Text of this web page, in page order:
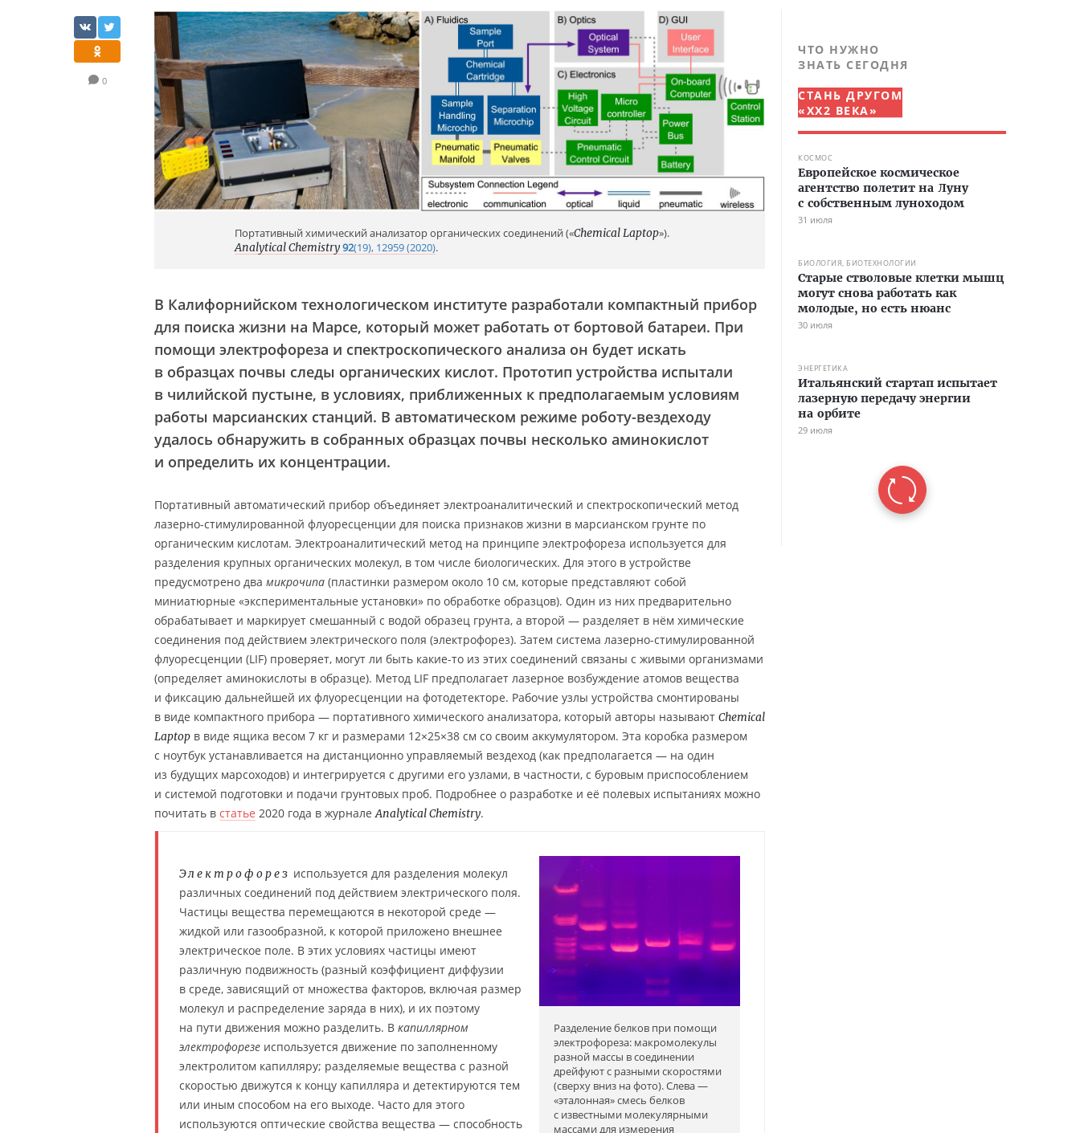
0
Портативный химический анализатор органических соединений («Chemical Laptop»).
Analytical Chemistry92(19), 12959 (2020).
В Калифорнийском технологическом институте разработали компактный прибор
для поиска жизни на Марсе, который может работать от бортовой батареи. При
помощи электрофореза и спектроскопического анализа он будет искать
в образцах почвы следы органических кислот. Прототип устройства испытали
в чилийской пустыне, в условиях, приближенных к предполагаемым условиям
работы марсианских станций. В автоматическом режиме роботу-вездеходу
удалось обнаружить в собранных образцах почвы несколько аминокислот
и определить их концентрации.
Портативный автоматический прибор объединяет электроаналитический и спектроскопический метод
лазерно-стимулированной флуоресценции для поиска признаков жизни в марсианском грунте по
органическим кислотам. Электроаналитический метод на принципе электрофореза используется для
разделения крупных органических молекул, в том числе биологических. Для этого в устройстве
предусмотрено два микрочипа (пластинки размером около 10 см, которые представляют собой
миниатюрные «экспериментальные установки» по обработке образцов). Один из них предварительно
обрабатывает и маркирует смешанный с водой образец грунта, а второй — разделяет в нём химические
соединения под действием электрического поля (электрофорез). Затем система лазерно-стимулированной
флуоресценции (LIF) проверяет, могут ли быть какие-то из этих соединений связаны с живыми организмами
(определяет аминокислоты в образце). Метод LIF предполагает лазерное возбуждение атомов вещества
и фиксацию дальнейшей их флуоресценции на фотодетекторе. Рабочие узлы устройства смонтированы
в виде компактного прибора — портативного химического анализатора, который авторы называют Chemical
Laptop в виде ящика весом 7 кг и размерами 12×25×38 см со своим аккумулятором. Эта коробка размером
с ноутбук устанавливается на дистанционно управляемый вездеход (как предполагается — на один
из будущих марсоходов) и интегрируется с другими его узлами, в частности, с буровым приспособлением
и системой подготовки и подачи грунтовых проб. Подробнее о разработке и её полевых испытаниях можно
почитать в статье 2020 года в журнале Analytical Chemistry.
Разделение белков при помощи
электрофореза: макромолекулы
разной массы в соединении
дрейфуют с разными скоростями
(сверху вниз на фото). Слева —
«эталонная» смесь белков
с известными молекулярными
массами для измерения
Электрофорез используется для разделения молекул
различных соединений под действием электрического поля.
Частицы вещества перемещаются в некоторой среде —
жидкой или газообразной, к которой приложено внешнее
электрическое поле. В этих условиях частицы имеют
различную подвижность (разный коэффициент диффузии
в среде, зависящий от множества факторов, включая размер
молекул и распределение заряда в них), и их поэтому
на пути движения можно разделить. В капиллярном
электрофорезе используется движение по заполненному
электролитом капилляру; разделяемые вещества с разной
скоростью движутся к концу капилляра и детектируются тем
или иным способом на его выходе. Часто для этого
используются оптические свойства вещества — способность
ЧТО НУЖНО
ЗНАТЬ СЕГОДНЯ
СТАНЬ ДРУГОМ
«XX2 ВЕКА»
КОСМОС
Европейское космическое
агентство полетит на Луну
с собственным луноходом
31 июля
БИОЛОГИЯ, БИОТЕХНОЛОГИИ
Старые стволовые клетки мышц
могут снова работать как
молодые, но есть нюанс
30 июля
ЭНЕРГЕТИКА
Итальянский стартап испытает
лазерную передачу энергии
на орбите
29 июля